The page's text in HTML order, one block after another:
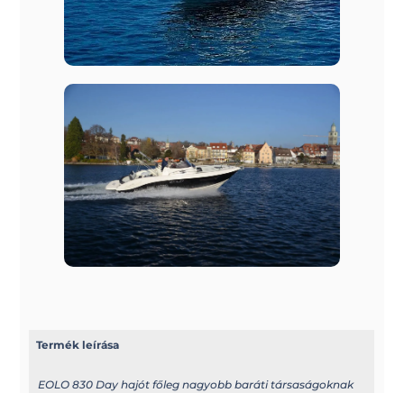
Termék leírása
EOLO 830 Day hajót főleg nagyobb baráti társaságoknak